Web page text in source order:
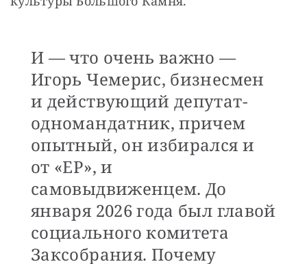
И — что очень важно —
Игорь Чемерис, бизнесмен
и действующий депутат-
одномандатник, причем
опытный, он избирался и
от «ЕР», и
самовыдвиженцем. До
января 2026 года был главой
социального комитета
Заксобрания. Почему